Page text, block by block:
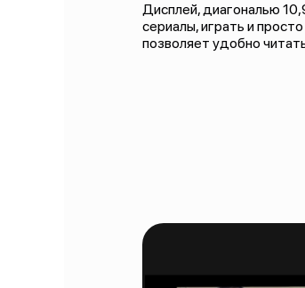
Дисплей, диагональю
сериалы, играть и
позволяет удобно